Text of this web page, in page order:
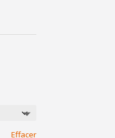
Effacer